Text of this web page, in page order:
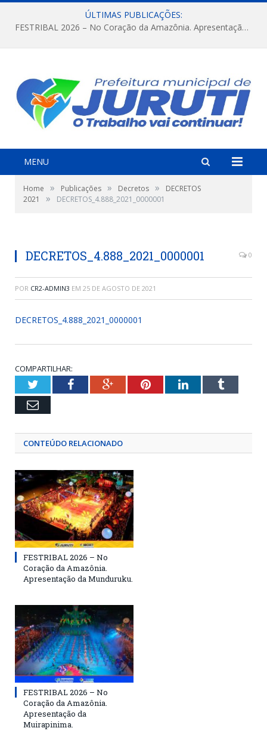
ÚLTIMAS PUBLICAÇÕES:
FESTRIBAL 2026 – No Coração da Amazônia. Apresentação da Munduruku.
MENU
Home » Publicações » Decretos »
DECRETOS
2021
» DECRETOS_4.888_2021_0000001
DECRETOS_4.888_2021_0000001 0
POR CR2-ADMIN3 EM 25 DE AGOSTO DE 2021
DECRETOS_4.888_2021_0000001
COMPARTILHAR:
TwitterFacebookGoogle+PinterestLinkedInTumblr
Email
CONTEÚDO RELACIONADO
FESTRIBAL 2026 – No
Coração da Amazônia.
Apresentação da Munduruku.
FESTRIBAL 2026 – No
Coração da Amazônia.
Apresentação da
Muirapinima.